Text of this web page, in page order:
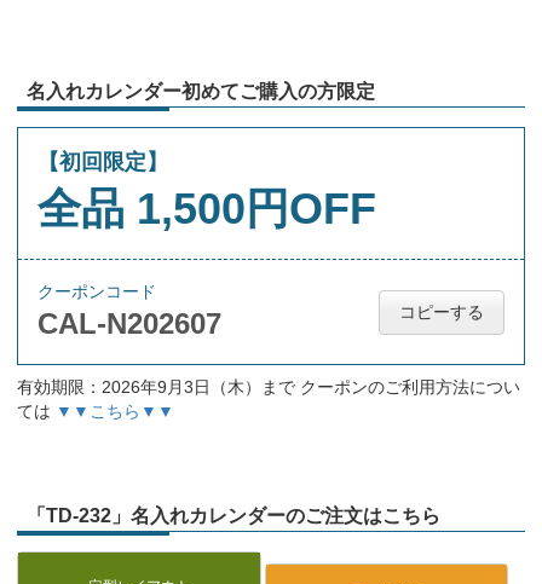
名入れカレンダー初めてご購入の方限定
【初回限定】
全品 1,500円OFF
クーポンコード
CAL-N202607 コピーする
有効期限：2026年9月3日（木）まで クーポンのご利用方法につい
ては ▼▼こちら▼▼
「TD-232」名入れカレンダーのご注文はこちら